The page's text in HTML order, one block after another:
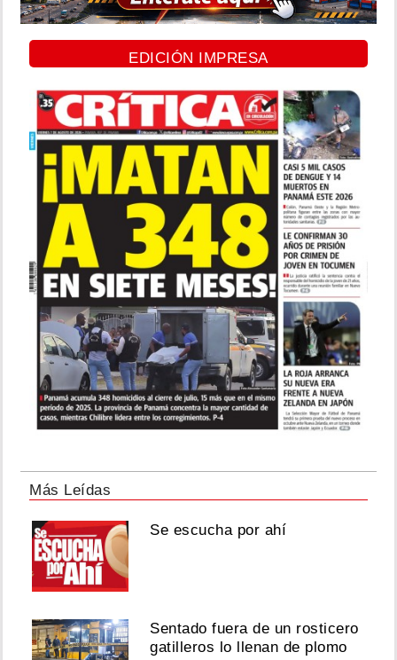
EDICIÓN IMPRESA
Más Leídas
Se escucha por ahí
Sentado fuera de un rosticero
gatilleros lo llenan de plomo